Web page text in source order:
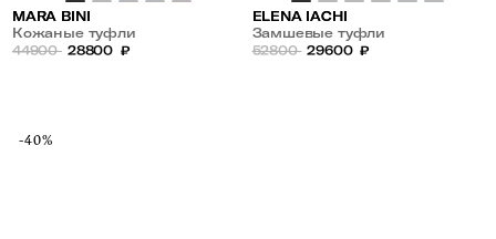
MARA BINI
Кожаные туфли
44900 28800 ₽
ELENA IACHI
Замшевые туфли
52800 29600 ₽
-40%